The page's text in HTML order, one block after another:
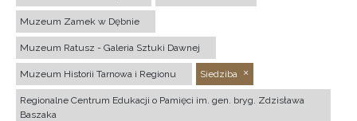
Muzeum Zamek w Dębnie
Muzeum Ratusz - Galeria Sztuki Dawnej
Muzeum Historii Tarnowa i Regionu Siedziba
Regionalne Centrum Edukacji o Pamięci im. gen. bryg. Zdzisława
Baszaka